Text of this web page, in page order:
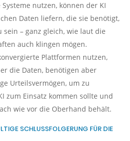
nutzen, können der KI
Daten liefern, die sie benötigt,
sein – ganz gleich, wie laut die
auch klingen mögen.
Plattformen nutzen,
die Daten, benötigen aber
Urteilsvermögen, um zu
zum Einsatz kommen sollte und
wie vor die Oberhand behält.
SCHLUSSFOLGERUNG FÜR DIE